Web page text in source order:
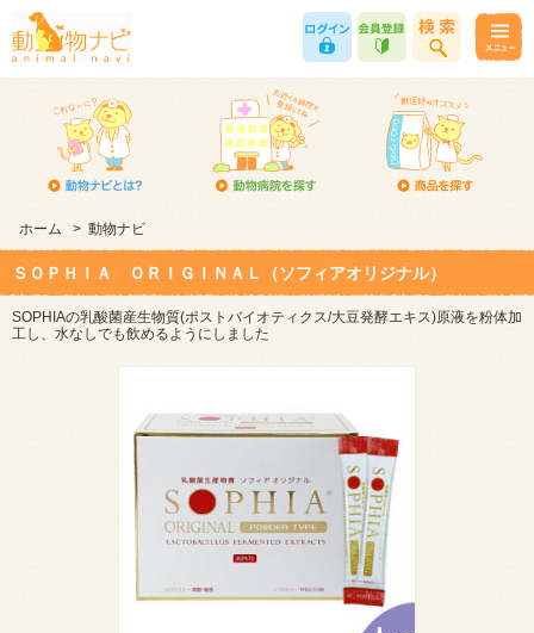
ホーム > 動物ナビ
ＳＯＰＨＩＡ ＯＲＩＧＩＮＡＬ（ソフィアオリジナル）
SOPHIAの乳酸菌産生物質(ポストバイオティクス/大豆発酵エキス)原液を粉体加
工し、水なしでも飲めるようにしました